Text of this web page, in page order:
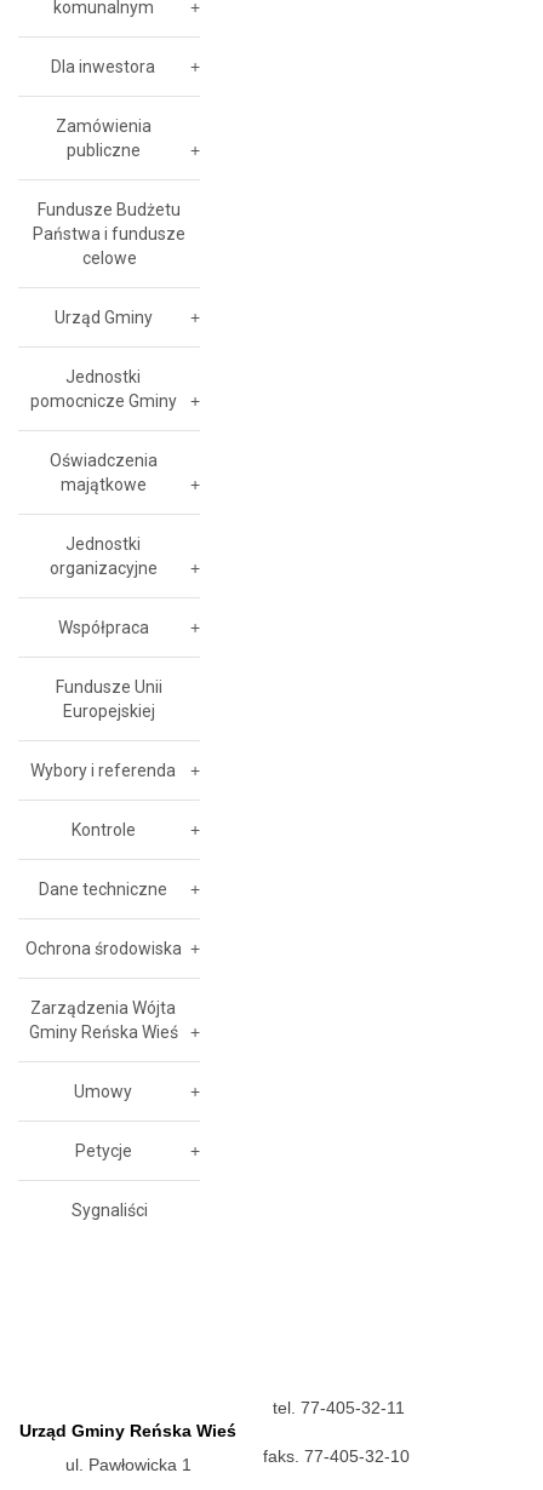
komunalnym
Dla inwestora
Zamówienia
publiczne
Fundusze Budżetu
Państwa i fundusze
celowe
Urząd Gminy
Jednostki
pomocnicze Gminy
Oświadczenia
majątkowe
Jednostki
organizacyjne
Współpraca
Fundusze Unii
Europejskiej
Wybory i referenda
Kontrole
Dane techniczne
Ochrona środowiska
Zarządzenia Wójta
Gminy Reńska Wieś
Umowy
Petycje
Sygnaliści
Urząd Gminy Reńska Wieś
ul. Pawłowicka 1
tel. 77-405-32-11
faks. 77-405-32-10